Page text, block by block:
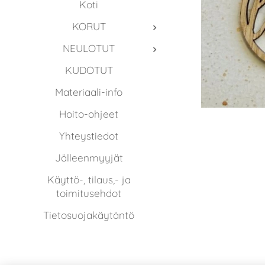
Koti
KORUT
NEULOTUT
KUDOTUT
Materiaali-info
Hoito-ohjeet
Yhteystiedot
Jälleenmyyjät
Käyttö-, tilaus,- ja
toimitusehdot
Tietosuojakäytäntö